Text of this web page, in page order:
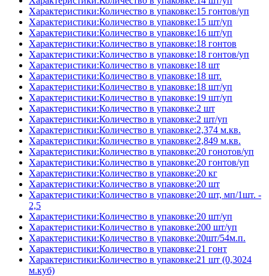
Характеристики:Количество в упаковке:15 гонтов/уп
Характеристики:Количество в упаковке:15 шт/уп
Характеристики:Количество в упаковке:16 шт/уп
Характеристики:Количество в упаковке:18 гонтов
Характеристики:Количество в упаковке:18 гонтов/уп
Характеристики:Количество в упаковке:18 шт
Характеристики:Количество в упаковке:18 шт.
Характеристики:Количество в упаковке:18 шт/уп
Характеристики:Количество в упаковке:19 шт/уп
Характеристики:Количество в упаковке:2 шт
Характеристики:Количество в упаковке:2 шт/уп
Характеристики:Количество в упаковке:2,374 м.кв.
Характеристики:Количество в упаковке:2,849 м.кв.
Характеристики:Количество в упаковке:20 гонотов/уп
Характеристики:Количество в упаковке:20 гонтов/уп
Характеристики:Количество в упаковке:20 кг
Характеристики:Количество в упаковке:20 шт
Характеристики:Количество в упаковке:20 шт, мп/1шт. -
2,5
Характеристики:Количество в упаковке:20 шт/уп
Характеристики:Количество в упаковке:200 шт/уп
Характеристики:Количество в упаковке:20шт/54м.п.
Характеристики:Количество в упаковке:21 гонт
Характеристики:Количество в упаковке:21 шт (0,3024
м.куб)